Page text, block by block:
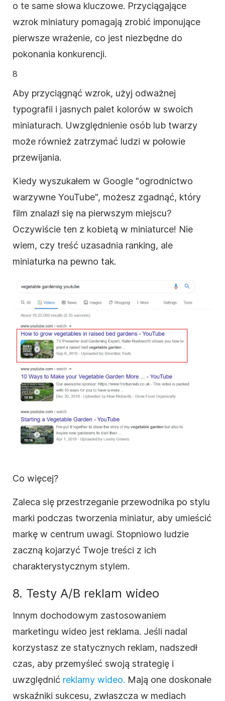
o te same słowa kluczowe. Przyciągające
wzrok miniatury pomagają zrobić imponujące
pierwsze wrażenie, co jest niezbędne do
pokonania konkurencji.
8
Aby przyciągnąć wzrok, użyj odważnej
typografii i jasnych palet kolorów w swoich
miniaturach. Uwzględnienie osób lub twarzy
może również zatrzymać ludzi w połowie
przewijania.
Kiedy wyszukałem w Google "ogrodnictwo
warzywne YouTube", możesz zgadnąć, który
film znalazł się na pierwszym miejscu?
Oczywiście ten z kobietą w miniaturce! Nie
wiem, czy treść uzasadnia ranking, ale
miniaturka na pewno tak.
Co więcej?
Zaleca się przestrzeganie przewodnika po stylu
marki podczas tworzenia miniatur, aby umieścić
markę w centrum uwagi. Stopniowo ludzie
zaczną kojarzyć Twoje treści z ich
charakterystycznym stylem.
8. Testy A/B reklam wideo
Innym dochodowym zastosowaniem
marketingu wideo jest reklama. Jeśli nadal
korzystasz ze statycznych reklam, nadszedł
czas, aby przemyśleć swoją strategię i
uwzględnić reklamy wideo. Mają one doskonałe
wskaźniki sukcesu, zwłaszcza w mediach